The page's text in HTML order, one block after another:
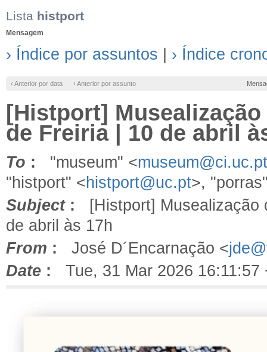
Lista histport
Mensagem
› Índice por assuntos › Índice
‹ Anterior por data ‹ Anterior por assunto
[Histport]
de Freiria | 10 de abril
To : "museum" <museum@ci.uc.pt
"histport" <histport@uc.pt>,
Subject: [Histport] Musealização
de abril às 17h
From : José D´Encarnação <
Date : Tue, 31 Mar 2026 16:11:57